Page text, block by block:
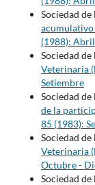
Sociedad
acumulativo
(1988):
Sociedad
Veterinaria
Setiembre
Sociedad
de la
85 (1983):
Sociedad
Veterinaria
Octubre -
Sociedad